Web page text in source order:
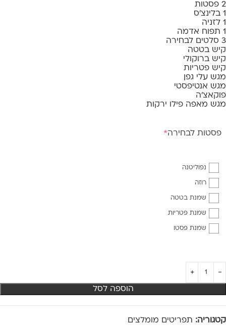
2 פסטות
1 בלינצ'ס
1 לזניה
1 תפוח אדמה
3 סלטים לבחירה
קיש בטטה
קיש ברוקולי
קיש פטריות
מגש עלי גפן
מגש אנטיפסטי
פוקאצ'ה
מגש מאפה פילו ירקות
פסטות לבחירה*
נפוליטנה
רוזה
שמנת בטטה
שמנת פטריות
שמנת פסטו
הוספה לסל
קטגוריה: תפריטים מומלצים